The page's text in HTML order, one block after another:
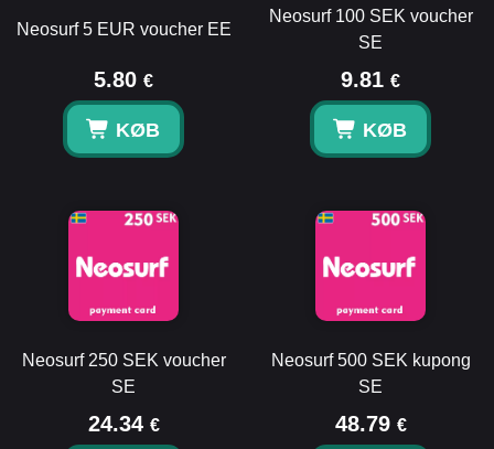
Neosurf 5 EUR voucher EE
5.80 €
KØB
Neosurf 100 SEK voucher
SE
9.81 €
KØB
Neosurf 250 SEK voucher
SE
24.34 €
Neosurf 500 SEK kupong
SE
48.79 €